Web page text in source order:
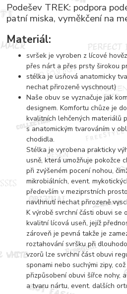
Podešev TREK: podpora
patní miska, vyměkčení na
Materiál:
svršek je vyroben z lícové
přes nárt a přes prsty širokou
stélka je usňová anatomicky
nechat přirozeně vyschnout)
Naše obuv se vyznačuje jak
designem. Komfortu chůze je
kvalitních lehčených materiálů
s anatomickým tvarováním v
chodidla.
Stélka je vyrobena prakticky
usně, která umožňuje pokožce
při zvýšeném pocení nohou,
mikrobiálních, event.
především v meziprstních
navlhnutí nechat přirozeně
K výrobě svrchní části obuvi se
kvalitní lícová useň, jejíž
zároveň je pevná takže je
roztahování svršku při
vzorů lze svrchní část obuvi
sponami nebo suchými zipy,
přizpůsobení obuvi šířce nohy,
a tvaru nártu, event. dalších